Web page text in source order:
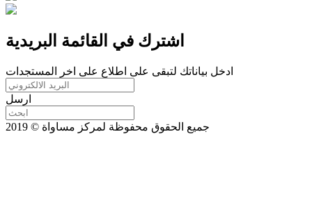
اشترك في القائمة البريدية
ادخل بياناتك لتبقى على اطلاع على اخر المستجدات
ارسل
جميع الحقوق محفوظة لمركز مساواة © 2019